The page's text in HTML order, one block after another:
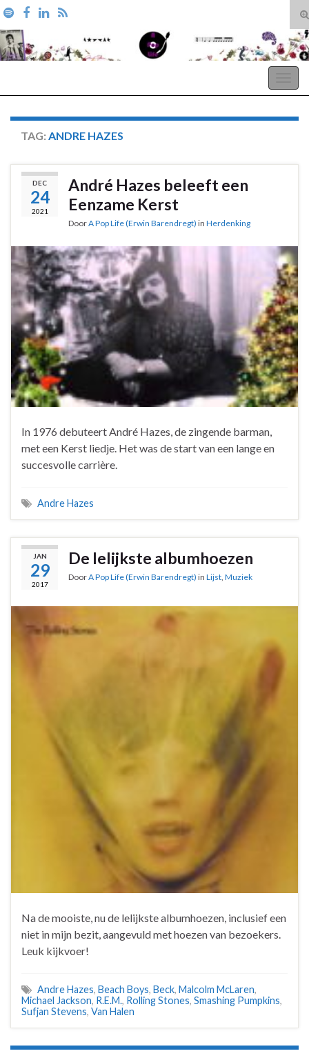
Search for:
TAG: ANDRE HAZES
DEC
24
2021
André Hazes beleeft een
Eenzame Kerst
DoorA Pop Life (Erwin Barendregt) in Herdenking
In 1976 debuteert André Hazes, de zingende barman,
met een Kerst liedje. Het was de start van een lange en
succesvolle carrière.
Andre Hazes
JAN
29
2017
De lelijkste albumhoezen
DoorA Pop Life (Erwin Barendregt) in Lijst, Muziek
Na de mooiste, nu de lelijkste albumhoezen, inclusief een
niet in mijn bezit, aangevuld met hoezen van bezoekers.
Leuk kijkvoer!
Andre Hazes, Beach Boys, Beck, Malcolm McLaren,
Michael Jackson, R.E.M., Rolling Stones, Smashing Pumpkins,
Sufjan Stevens, Van Halen